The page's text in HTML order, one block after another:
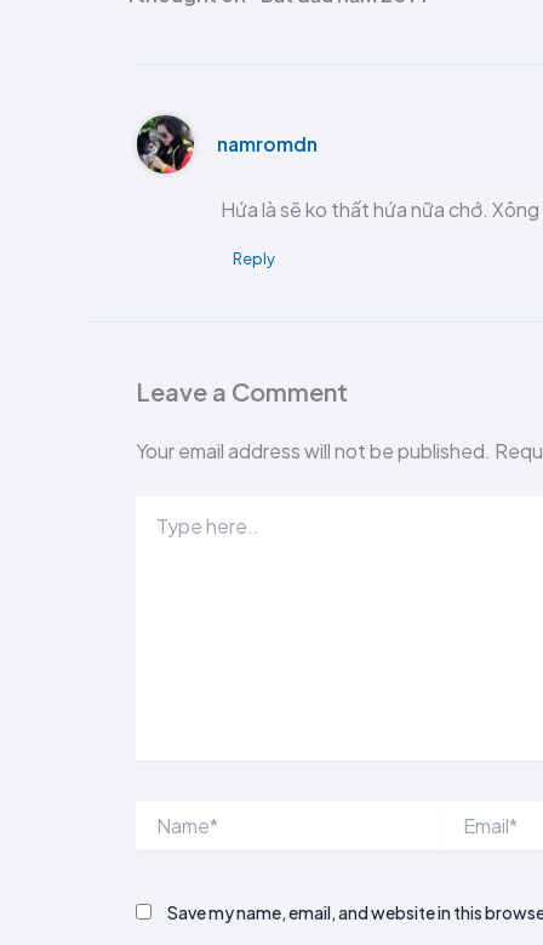
namromdn
Hứa là sẽ ko thất hứa nữa chớ.
Reply
Leave a Comment
Your email address will not be published.
here..
Save my name, email, and website in this